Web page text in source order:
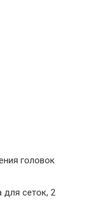
головок
для сеток, 2